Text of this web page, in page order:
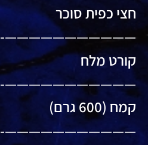
חצי כפית סוכר
———————————-
קורט מלח
———————————-
קמח (600 גרם)
———————————-